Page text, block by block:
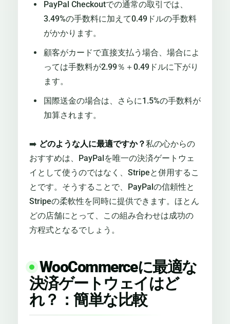
PayPal Checkoutでの通常の取引では、
3.49%の手数料に加えて0.49ドルの手数料
がかかります。
顧客がカードで直接支払う場合、場合によ
っては手数料が2.99％＋0.49ドルに下がり
ます。
国際送金の場合は、さらに1.5%の手数料が
加算されます。
➡️ どのような人に最適ですか？私の心からの
おすすめは、PayPalを唯一の決済ゲートウェ
イとして使うのではなく、Stripeと併用するこ
とです。そうすることで、PayPalの信頼性と
Stripeの柔軟性を同時に提供できます。ほとん
どの店舗にとって、この組み合わせは成功の
方程式となるでしょう。
WooCommerceに最適な
決済ゲートウェイはど
れ？：簡単な比較